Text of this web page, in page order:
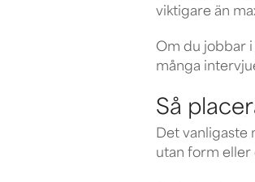
viktigare än
Om du jobbar
många
Så
Det vanligaste
utan form